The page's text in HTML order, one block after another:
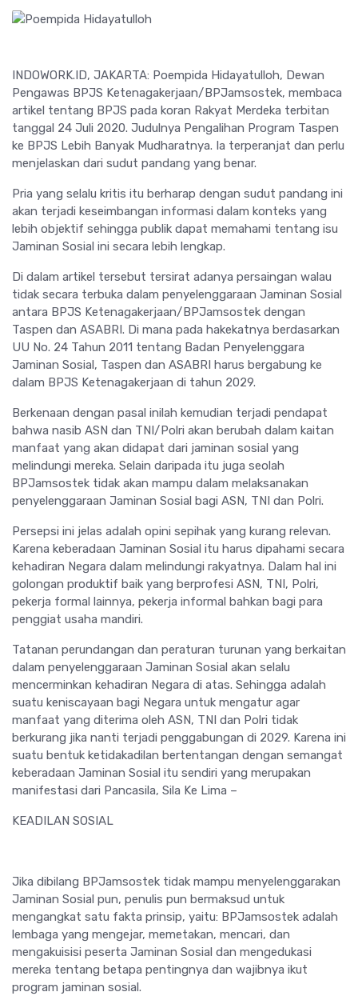
INDOWORK.ID, JAKARTA: Poempida Hidayatulloh, Dewan
Pengawas BPJS Ketenagakerjaan/BPJamsostek, membaca
artikel tentang BPJS pada koran Rakyat Merdeka terbitan
tanggal 24 Juli 2020. Judulnya Pengalihan Program Taspen
ke BPJS Lebih Banyak Mudharatnya. Ia terperanjat dan perlu
menjelaskan dari sudut pandang yang benar.
Pria yang selalu kritis itu berharap dengan sudut pandang ini
akan terjadi keseimbangan informasi dalam konteks yang
lebih objektif sehingga publik dapat memahami tentang isu
Jaminan Sosial ini secara lebih lengkap.
Di dalam artikel tersebut tersirat adanya persaingan walau
tidak secara terbuka dalam penyelenggaraan Jaminan Sosial
antara BPJS Ketenagakerjaan/BPJamsostek dengan
Taspen dan ASABRI. Di mana pada hakekatnya berdasarkan
UU No. 24 Tahun 2011 tentang Badan Penyelenggara
Jaminan Sosial, Taspen dan ASABRI harus bergabung ke
dalam BPJS Ketenagakerjaan di tahun 2029.
Berkenaan dengan pasal inilah kemudian terjadi pendapat
bahwa nasib ASN dan TNI/Polri akan berubah dalam kaitan
manfaat yang akan didapat dari jaminan sosial yang
melindungi mereka. Selain daripada itu juga seolah
BPJamsostek tidak akan mampu dalam melaksanakan
penyelenggaraan Jaminan Sosial bagi ASN, TNI dan Polri.
Persepsi ini jelas adalah opini sepihak yang kurang relevan.
Karena keberadaan Jaminan Sosial itu harus dipahami secara
kehadiran Negara dalam melindungi rakyatnya. Dalam hal ini
golongan produktif baik yang berprofesi ASN, TNI, Polri,
pekerja formal lainnya, pekerja informal bahkan bagi para
penggiat usaha mandiri.
Tatanan perundangan dan peraturan turunan yang berkaitan
dalam penyelenggaraan Jaminan Sosial akan selalu
mencerminkan kehadiran Negara di atas. Sehingga adalah
suatu keniscayaan bagi Negara untuk mengatur agar
manfaat yang diterima oleh ASN, TNI dan Polri tidak
berkurang jika nanti terjadi penggabungan di 2029. Karena ini
suatu bentuk ketidakadilan bertentangan dengan semangat
keberadaan Jaminan Sosial itu sendiri yang merupakan
manifestasi dari Pancasila, Sila Ke Lima –
KEADILAN SOSIAL
Jika dibilang BPJamsostek tidak mampu menyelenggarakan
Jaminan Sosial pun, penulis pun bermaksud untuk
mengangkat satu fakta prinsip, yaitu: BPJamsostek adalah
lembaga yang mengejar, memetakan, mencari, dan
mengakuisisi peserta Jaminan Sosial dan mengedukasi
mereka tentang betapa pentingnya dan wajibnya ikut
program jaminan sosial.